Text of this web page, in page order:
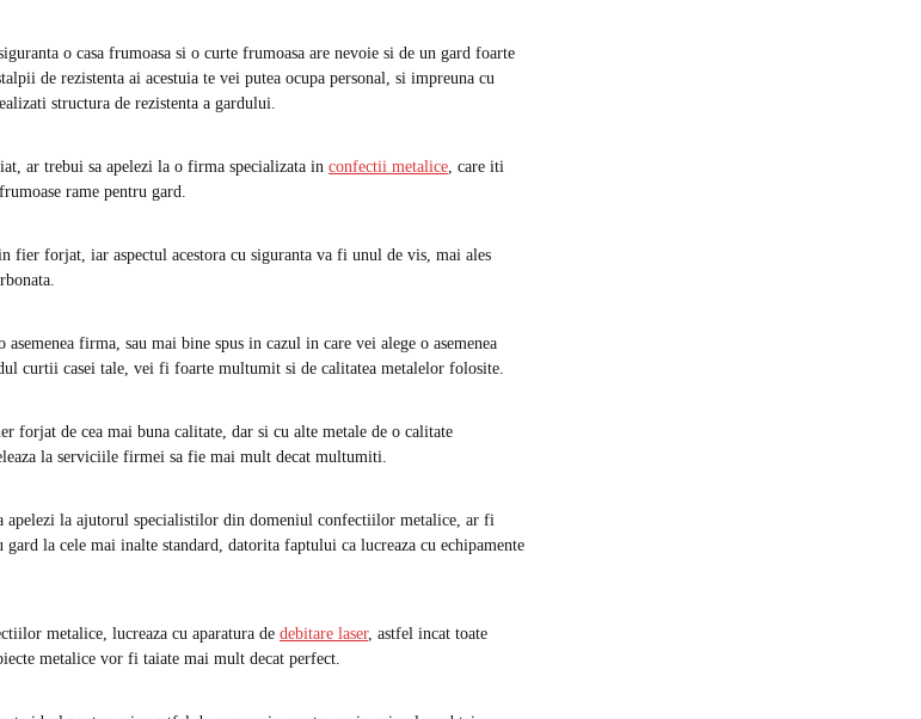
o casa frumoasa si o curte frumoasa are nevoie si de un gard foarte
de rezistenta ai acestuia te vei putea ocupa personal, si impreuna cu
structura de rezistenta a gardului.
ar trebui sa apelezi la o firma specializata in confectii metalice , care iti
rame pentru gard.
fier forjat, iar aspectul acestora cu siguranta va fi unul de vis, mai ales
firma, sau mai bine spus in cazul in care vei alege o asemenea
curtii casei tale, vei fi foarte multumit si de calitatea metalelor folosite.
forjat de cea mai buna calitate, dar si cu alte metale de o calitate
la serviciile firmei sa fie mai mult decat multumiti.
apelezi la ajutorul specialistilor din domeniul confectiilor metalice, ar fi
la cele mai inalte standard, datorita faptului ca lucreaza cu echipamente
metalice, lucreaza cu aparatura de debitare laser, astfel incat toate
metalice vor fi taiate mai mult decat perfect.